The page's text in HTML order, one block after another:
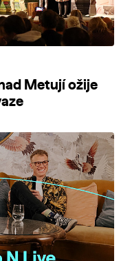
Metují ožije